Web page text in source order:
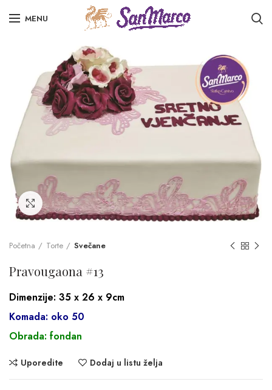
MENU
Click to enlarge
Početna Torte Svečane
Pravougaona #13
Dimenzije: 35 x 26 x 9cm
Komada: oko 50
Obrada: fondan
Uporedite Dodaj u listu želja